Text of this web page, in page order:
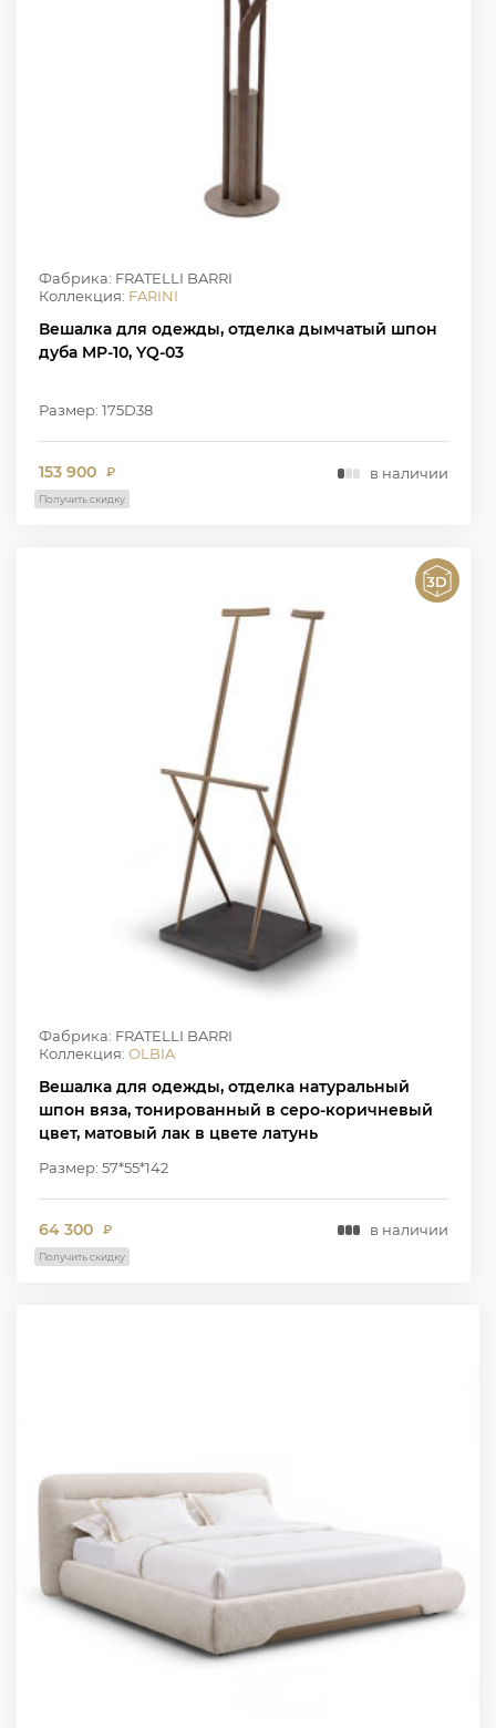
Фабрика: FRATELLI BARRI
Коллекция: FARINI
Вешалка для одежды, отделка дымчатый шпон
дуба MP-10, YQ-03
Размер: 175D38
153 900 ₽ в наличии
Получить скидку
Фабрика: FRATELLI BARRI
Коллекция: OLBIA
Вешалка для одежды, отделка натуральный
шпон вяза, тонированный в серо-коричневый
цвет, матовый лак в цвете латунь
Размер: 57*55*142
64 300 ₽ в наличии
Получить скидку